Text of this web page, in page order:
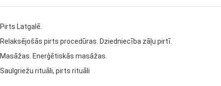
Pirts Latgalē.
Relaksējošās pirts procedūras. Dziedniecība zāļu pirtī.
Masāžas. Enerģētiskās masāžas.
Saulgriežu rituāli, pirts rituāli